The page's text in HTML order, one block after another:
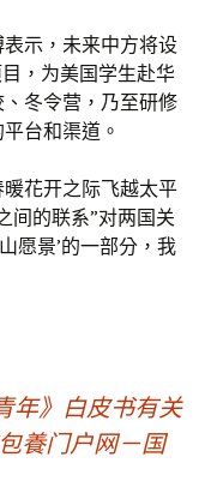
示，未来中方将设
，为美国学生赴华
冬令营，乃至研修
台和渠道。
花开之际飞越太平
间的联系”对两国关
愿景’的一部分，我
年》白皮书有关
養门户网－国